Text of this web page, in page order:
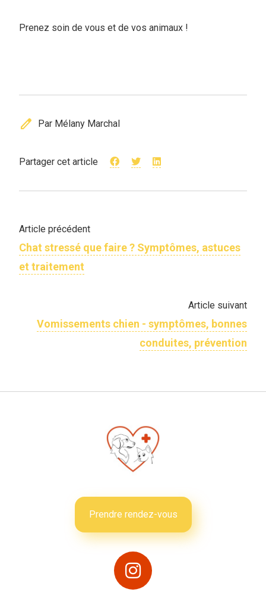
Prenez soin de vous et de vos animaux !
edit Par Mélany Marchal
Partager cet article
Article précédent
Chat stressé que faire ? Symptômes, astuces
et traitement
Article suivant
Vomissements chien - symptômes, bonnes
conduites, prévention
Prendre rendez-vous